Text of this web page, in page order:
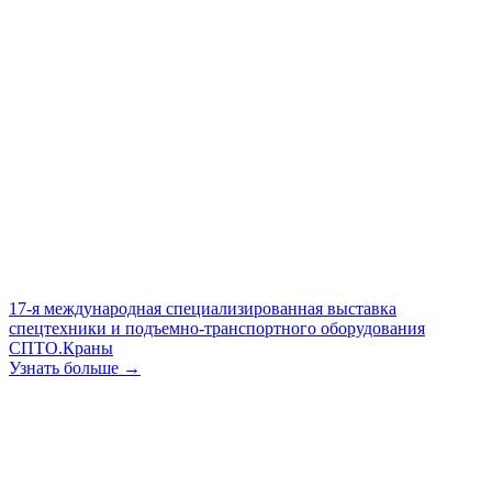
17-я международная специализированная выставка
спецтехники и подъемно-транспортного оборудования
СПТО.Краны
Узнать больше →